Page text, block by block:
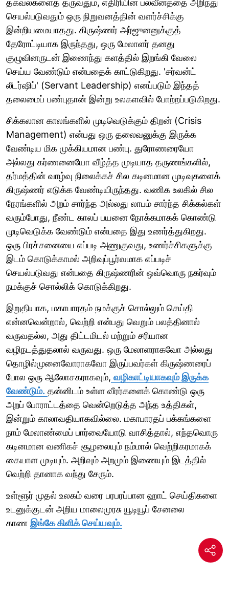
செயல்படுவதும் ஒரு நிறுவனத்தின் வளர்ச்சிக்கு
இன்றியமையாதது. கிருஷ்ணர் அர்ஜுனனுக்குத்
தேரோட்டியாக இருந்தது, ஒரு மேலாளர் தனது
குழுவினருடன் இணைந்து களத்தில் இறங்கி வேலை
செய்ய வேண்டும் என்பதைக் காட்டுகிறது. 'சர்வன்ட்
லீடர்ஷிப்' (Servant Leadership) எனப்படும் இந்தத்
தலைமைப் பண்புதான் இன்று உலகளவில் போற்றப்படுகிறது.
சிக்கலான காலங்களில் முடிவெடுக்கும் திறன் (Crisis
Management) என்பது ஒரு தலைவனுக்கு இருக்க
வேண்டிய மிக முக்கியமான பண்பு. துரோணரையோ
அல்லது கர்ணனையோ வீழ்த்த முடியாத தருணங்களில்,
தர்மத்தின் வாழ்வு நிலைக்கச் சில கடினமான முடிவுகளைக்
கிருஷ்ணர் எடுக்க வேண்டியிருந்தது. வணிக உலகில் சில
நேரங்களில் அறம் சார்ந்த அல்லது லாபம் சார்ந்த சிக்கல்கள்
வரும்போது, நீண்ட காலப் பயனை நோக்கமாகக் கொண்டு
முடிவெடுக்க வேண்டும் என்பதை இது உணர்த்துகிறது.
ஒரு பிரச்சனையை எப்படி அணுகுவது, உணர்ச்சிகளுக்கு
இடம் கொடுக்காமல் அறிவுப்பூர்வமாக எப்படிச்
செயல்படுவது என்பதை கிருஷ்ணரின் ஒவ்வொரு நகர்வும்
நமக்குச் சொல்லிக் கொடுக்கிறது.
இறுதியாக, மகாபாரதம் நமக்குச் சொல்லும் செய்தி
என்னவென்றால், வெற்றி என்பது வெறும் பலத்தினால்
வருவதல்ல, அது திட்டமிடல் மற்றும் சரியான
வழிநடத்துதலால் வருவது. ஒரு மேலாளராகவோ அல்லது
தொழில்முனைவோராகவோ இருப்பவர்கள் கிருஷ்ணரைப்
போல ஒரு ஆலோசகராகவும், வழிகாட்டியாகவும் இருக்க
வேண்டும். தன்னிடம் உள்ள வீரர்களைக் கொண்டு ஒரு
அறப் போராட்டத்தை வென்றெடுத்த அந்த உத்திகள்,
இன்றும் காலாவதியாகவில்லை. மகாபாரதப் பக்கங்களை
நாம் மேலாண்மைப் பார்வையோடு வாசித்தால், எந்தவொரு
கடினமான வணிகச் சூழலையும் நம்மால் வெற்றிகரமாகக்
கையாள முடியும். அறிவும் அறமும் இணையும் இடத்தில்
வெற்றி தானாக வந்து சேரும்.
உள்ளூர் முதல் உலகம் வரை பரபரப்பான ஹாட் செய்திகளை
உடனுக்குடன் அறிய மாலைமுரசு யூடியூப் சேனலை
காண இங்கே கிளிக் செய்யவும்.